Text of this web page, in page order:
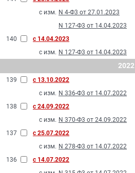
с изм. N 4-Ф3 от 27.01.2023
N 127-Ф3 от 14.04.2023
140
с 14.04.2023
с изм. N 127-Ф3 от 14.04.2023
2022
139
с 13.10.2022
с изм. N 336-Ф3 от 14.07.2022
138
с 24.09.2022
с изм. N 370-Ф3 от 24.09.2022
137
с 25.07.2022
с изм. N 278-Ф3 от 14.07.2022
136
с 14.07.2022